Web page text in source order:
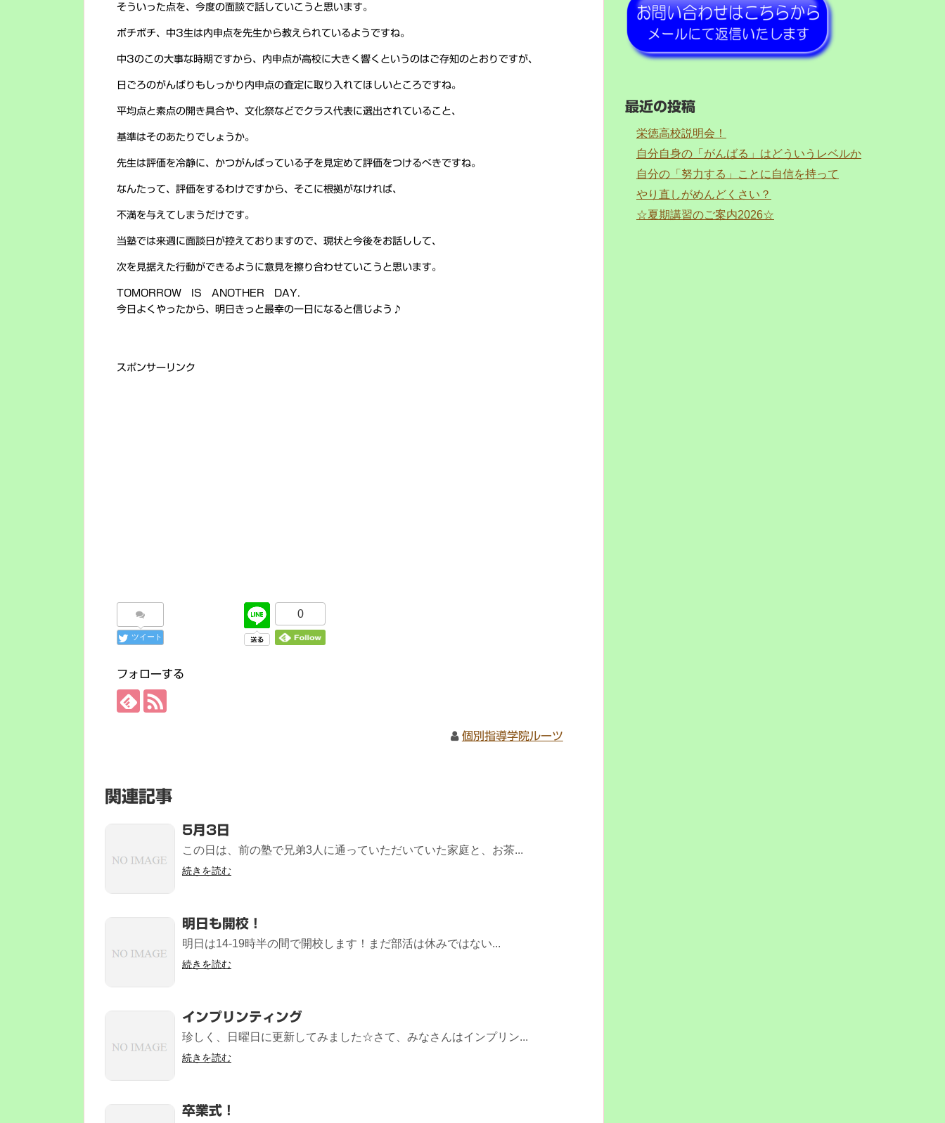
そういった点を、今度の面談で話していこうと思います。
ボチボチ、中3生は内申点を先生から教えられているようですね。
中3のこの大事な時期ですから、内申点が高校に大きく響くというのはご存知のとおりですが、
日ごろのがんばりもしっかり内申点の査定に取り入れてほしいところですね。
平均点と素点の開き具合や、文化祭などでクラス代表に選出されていること、
基準はそのあたりでしょうか。
先生は評価を冷静に、かつがんばっている子を見定めて評価をつけるべきですね。
なんたって、評価をするわけですから、そこに根拠がなければ、
不満を与えてしまうだけです。
当塾では来週に面談日が控えておりますので、現状と今後をお話しして、
次を見据えた行動ができるように意見を擦り合わせていこうと思います。
TOMORROW IS ANOTHER DAY.
今日よくやったから、明日きっと最幸の一日になると信じよう♪
スポンサーリンク
ツイート
0
フォローする
個別指導学院ルーツ
関連記事
5月3日
この日は、前の塾で兄弟3人に通っていただいていた家庭と、お茶...
続きを読む
明日も開校！
明日は14-19時半の間で開校します！まだ部活は休みではない...
続きを読む
インプリンティング
珍しく、日曜日に更新してみました☆さて、みなさんはインプリン...
続きを読む
卒業式！
最近の投稿
栄徳高校説明会！
自分自身の「がんばる」はどういうレベルか
自分の「努力する」ことに自信を持って
やり直しがめんどくさい？
☆夏期講習のご案内2026☆